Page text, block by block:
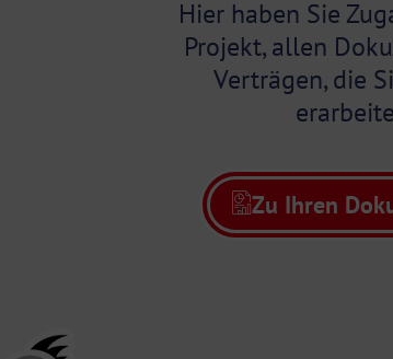
Hier haben Sie
Projekt, allen
Verträgen, die
Zu Ihren